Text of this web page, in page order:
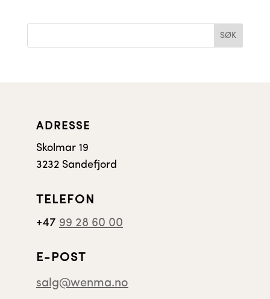
SØK
ADRESSE
Skolmar 19
3232 Sandefjord
TELEFON
+47 99 28 60 00
E-POST
salg@wenma.no